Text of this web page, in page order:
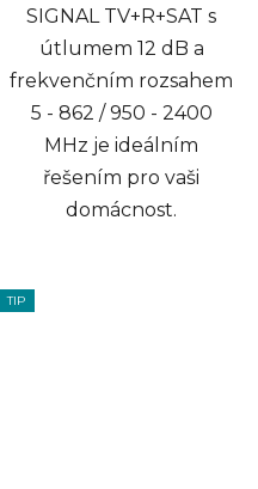
SIGNAL TV+R+SAT s
útlumem 12 dB a
frekvenčním rozsahem
5 - 862 / 950 - 2400
MHz je ideálním
řešením pro vaši
domácnost.
TIP